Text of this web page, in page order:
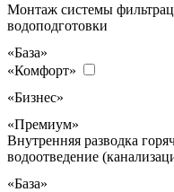
Монтаж системы
водоподготовки
«База»
«Комфорт»
«Бизнес»
«Премиум»
Внутренняя разводка
водоотведение
«База»